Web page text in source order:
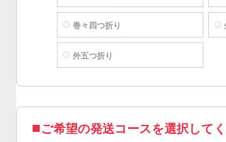
巻々四つ折り
外五つ折り
ご希望の発送コースを選択して